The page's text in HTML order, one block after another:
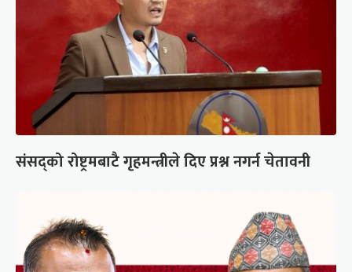
संसद्को रोष्ट्रमबाटै गृहमन्त्रीले दिए प्रश्न नगर्न चेतावनी